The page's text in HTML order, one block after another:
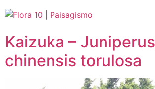
Kaizuka – Juniperus
chinensis torulosa